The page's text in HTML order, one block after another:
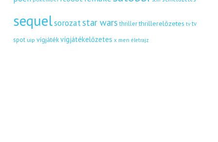
sequelsorozatstar wars thriller thrillerelőzetes tv tv
spot uip vígjátékvígjátékelőzetes x men életrajz